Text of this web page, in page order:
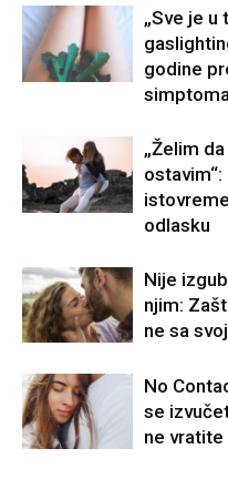
„Sve je u
godine
„Želim
odlasku
Nije
njim:
ne sa
No
se
ne vratite